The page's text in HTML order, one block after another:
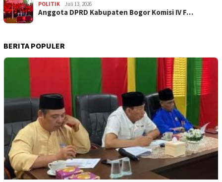
POLITIK Juli 13, 2026
Anggota DPRD Kabupaten Bogor Komisi IV F…
BERITA POPULER